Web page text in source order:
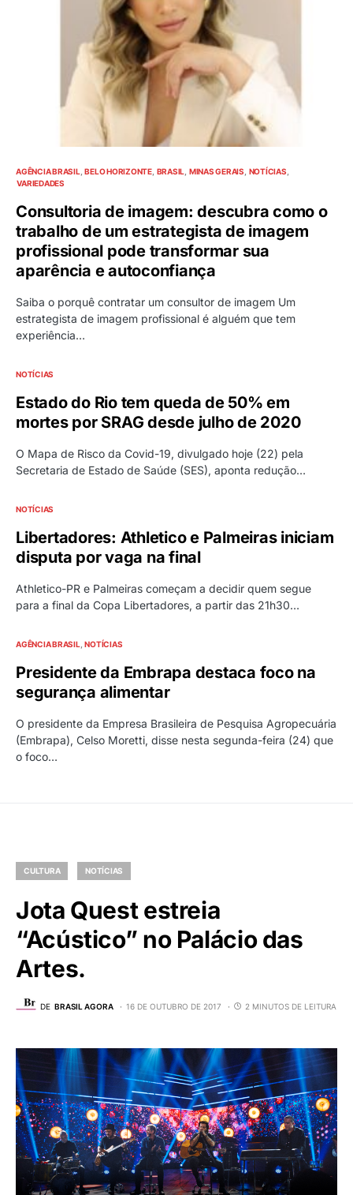
AGÊNCIA BRASIL BELO HORIZONTE BRASIL MINAS GERAIS NOTÍCIAS
VARIEDADES
Consultoria de imagem: descubra como o
trabalho de um estrategista de imagem
profissional pode transformar sua
aparência e autoconfiança
Saiba o porquê contratar um consultor de imagem Um
estrategista de imagem profissional é alguém que tem
experiência…
NOTÍCIAS
Estado do Rio tem queda de 50% em
mortes por SRAG desde julho de 2020
O Mapa de Risco da Covid-19, divulgado hoje (22) pela
Secretaria de Estado de Saúde (SES), aponta redução…
NOTÍCIAS
Libertadores: Athletico e Palmeiras iniciam
disputa por vaga na final
Athletico-PR e Palmeiras começam a decidir quem segue
para a final da Copa Libertadores, a partir das 21h30…
AGÊNCIA BRASIL NOTÍCIAS
Presidente da Embrapa destaca foco na
segurança alimentar
O presidente da Empresa Brasileira de Pesquisa Agropecuária
(Embrapa), Celso Moretti, disse nesta segunda-feira (24) que
o foco…
CULTURA NOTÍCIAS
Jota Quest estreia
“Acústico” no Palácio das
Artes.
DE BRASIL AGORA 16 DE OUTUBRO DE 2017 2 MINUTOS DE LEITURA